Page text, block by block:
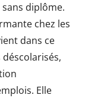
diplôme.
chez les
dans ce
déscolarisés,
Elle